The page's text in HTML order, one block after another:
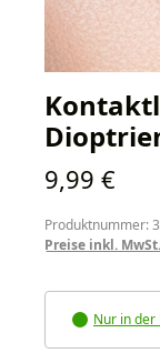
Regulärer
9,99 €
Produktnummer:
Preise inkl.
Nur in der